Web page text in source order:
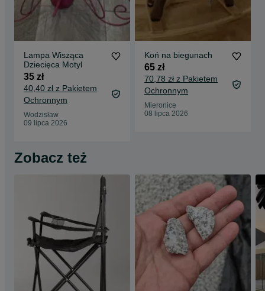
Lampa Wisząca
Dziecięca Motyl
35 zł
40,40 zł z Pakietem
Ochronnym
Wodzisław
09 lipca 2026
Koń na biegunach
65 zł
70,78 zł z Pakietem
Ochronnym
Mieronice
08 lipca 2026
Zobacz też